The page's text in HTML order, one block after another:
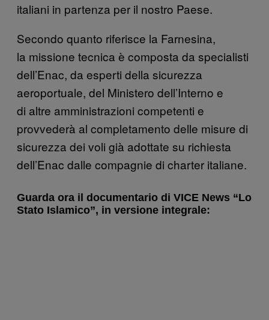
italiani in partenza per il nostro Paese.
Secondo quanto riferisce la Farnesina,
la missione tecnica è composta da specialisti
dell’Enac, da esperti della sicurezza
aeroportuale, del Ministero dell’Interno e
di altre amministrazioni competenti e
provvederà al completamento delle misure di
sicurezza dei voli già adottate su richiesta
dell’Enac dalle compagnie di charter italiane.
Guarda ora il documentario di VICE News “Lo
Stato Islamico”, in versione integrale: